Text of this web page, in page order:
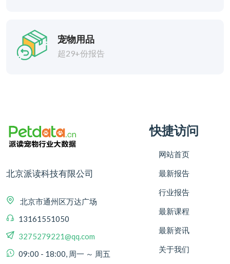
宠物用品
超29+份报告
北京派读科技有限公司
北京市通州区万达广场
13161551050
3275279221@qq.com
09:00 - 18:00, 周一 ～ 周五
快捷访问
网站首页
最新报告
行业报告
最新课程
最新资讯
关于我们